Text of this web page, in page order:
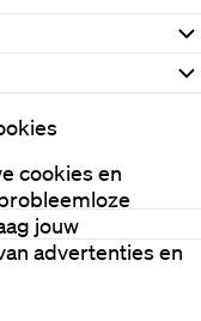
cookies en
jouw
advertenties en